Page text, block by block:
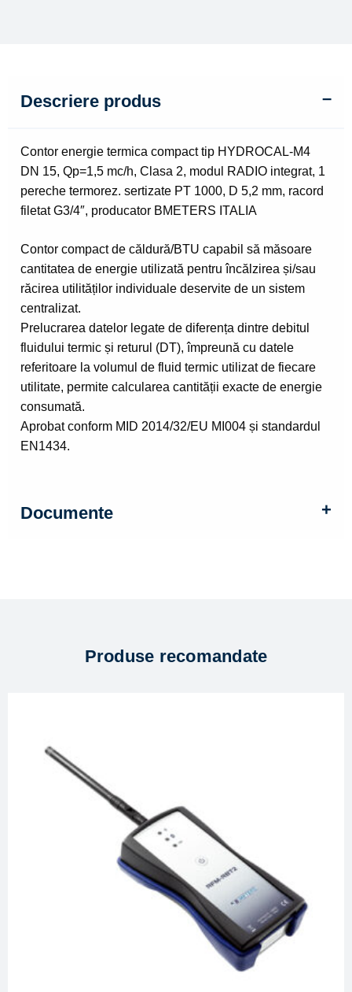
Descriere produs
Contor energie termica compact tip HYDROCAL-M4
DN 15, Qp=1,5 mc/h, Clasa 2, modul RADIO integrat, 1
pereche termorez. sertizate PT 1000, D 5,2 mm, racord
filetat G3/4″, producator BMETERS ITALIA
Contor compact de căldură/BTU capabil să măsoare
cantitatea de energie utilizată pentru încălzirea și/sau
răcirea utilităților individuale deservite de un sistem
centralizat.
Prelucrarea datelor legate de diferența dintre debitul
fluidului termic și returul (DT), împreună cu datele
referitoare la volumul de fluid termic utilizat de fiecare
utilitate, permite calcularea cantității exacte de energie
consumată.
Aprobat conform MID 2014/32/EU MI004 și standardul
EN1434.
Documente
Produse recomandate